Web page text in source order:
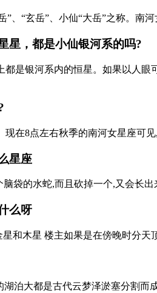
”、“玄岳”、小仙“大岳”之称。
星，都是小仙银河系的吗?
都是银河系内的恒星。如果以人眼
现在8点左右秋季的南河女星座可
星座
脑袋的水蛇,而且砍掉一个,又会长
么呀
和木星 楼主如果是在傍晚时分
泊大都是古代云梦泽淤塞分割